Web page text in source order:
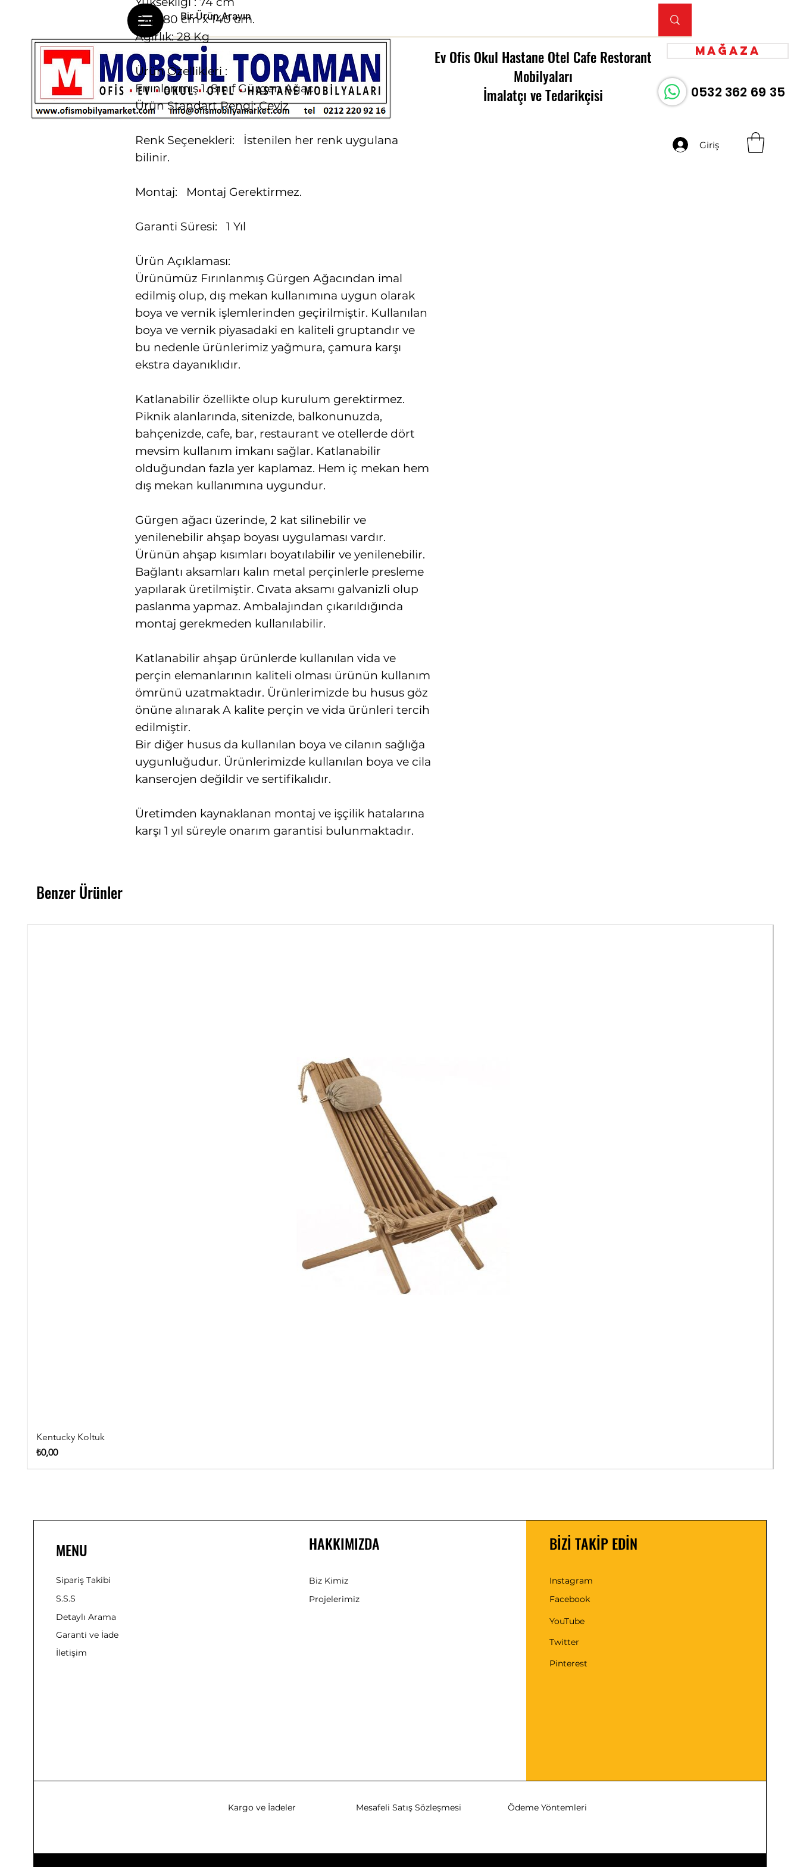
Ev Ofis Okul Hastane Otel Cafe Restorant
Mobilyaları
İmalatçı ve Tedarikçisi
Mağaza
0532 362 69 35
Giriş
Çap: 80 cm x 140 cm.
Ağırlık: 28 Kg
Ürün Özellikleri :
Fırınlanmış 1. Sınıf Gürgen Ağacı
Ürün Standart Rengi: Ceviz
Renk Seçenekleri: İstenilen her renk uygulana
bilinir.
Montaj: Montaj Gerektirmez.
Garanti Süresi: 1 Yıl
Ürün Açıklaması:
Ürünümüz Fırınlanmış Gürgen Ağacından imal
edilmiş olup, dış mekan kullanımına uygun olarak
boya ve vernik işlemlerinden geçirilmiştir. Kullanılan
boya ve vernik piyasadaki en kaliteli gruptandır ve
bu nedenle ürünlerimiz yağmura, çamura karşı
ekstra dayanıklıdır.
Katlanabilir özellikte olup kurulum gerektirmez.
Piknik alanlarında, sitenizde, balkonunuzda,
bahçenizde, cafe, bar, restaurant ve otellerde dört
mevsim kullanım imkanı sağlar. Katlanabilir
olduğundan fazla yer kaplamaz. Hem iç mekan hem
dış mekan kullanımına uygundur.
Gürgen ağacı üzerinde, 2 kat silinebilir ve
yenilenebilir ahşap boyası uygulaması vardır.
Ürünün ahşap kısımları boyatılabilir ve yenilenebilir.
Bağlantı aksamları kalın metal perçinlerle presleme
yapılarak üretilmiştir. Cıvata aksamı galvanizli olup
paslanma yapmaz. Ambalajından çıkarıldığında
montaj gerekmeden kullanılabilir.
Katlanabilir ahşap ürünlerde kullanılan vida ve
perçin elemanlarının kaliteli olması ürünün kullanım
ömrünü uzatmaktadır. Ürünlerimizde bu husus göz
önüne alınarak A kalite perçin ve vida ürünleri tercih
edilmiştir.
Bir diğer husus da kullanılan boya ve cilanın sağlığa
uygunluğudur. Ürünlerimizde kullanılan boya ve cila
kanserojen değildir ve sertifikalıdır.
Üretimden kaynaklanan montaj ve işçilik hatalarına
karşı 1 yıl süreyle onarım garantisi bulunmaktadır.
Benzer Ürünler
Kentucky Koltuk
Fiyat
₺0,00
MENU
Sipariş Takibi
S.S.S
Detaylı Arama
Garanti ve İade
İletişim
HAKKIMIZDA
Biz Kimiz
Projelerimiz
BİZİ TAKİP EDİN
Instagram
Facebook
YouTube
Twitter
Pinterest
Kargo ve İadeler Mesafeli Satış Sözleşmesi Ödeme Yöntemleri